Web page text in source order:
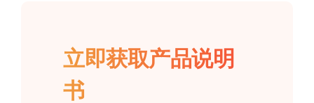
立即获取产品说明
书